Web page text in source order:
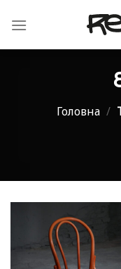
Головна /